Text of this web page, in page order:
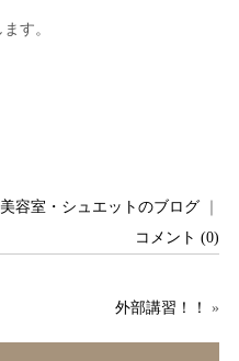
す。
美容室・シュエットのブログ
コメント (0)
外部講習！！ »